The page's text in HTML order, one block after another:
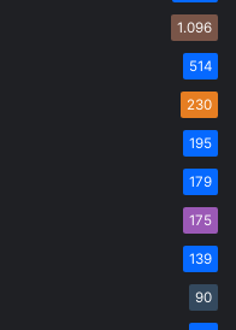
1.096
514
230
195
179
175
139
90